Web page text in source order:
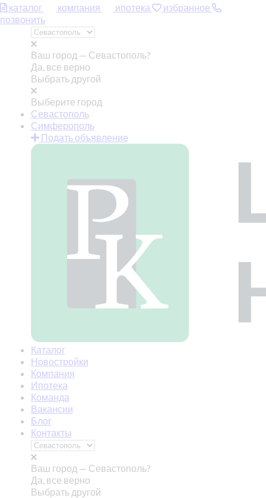
каталог компания ипотека
избранное
позвонить
Ваш город — Севастополь?
Да, все верно
Выбрать другой
Выберите город
Севастополь
Симферополь
Подать объявление
Каталог
Новостройки
Компания
Ипотека
Команда
Вакансии
Блог
Контакты
Ваш город — Севастополь?
Да, все верно
Выбрать другой